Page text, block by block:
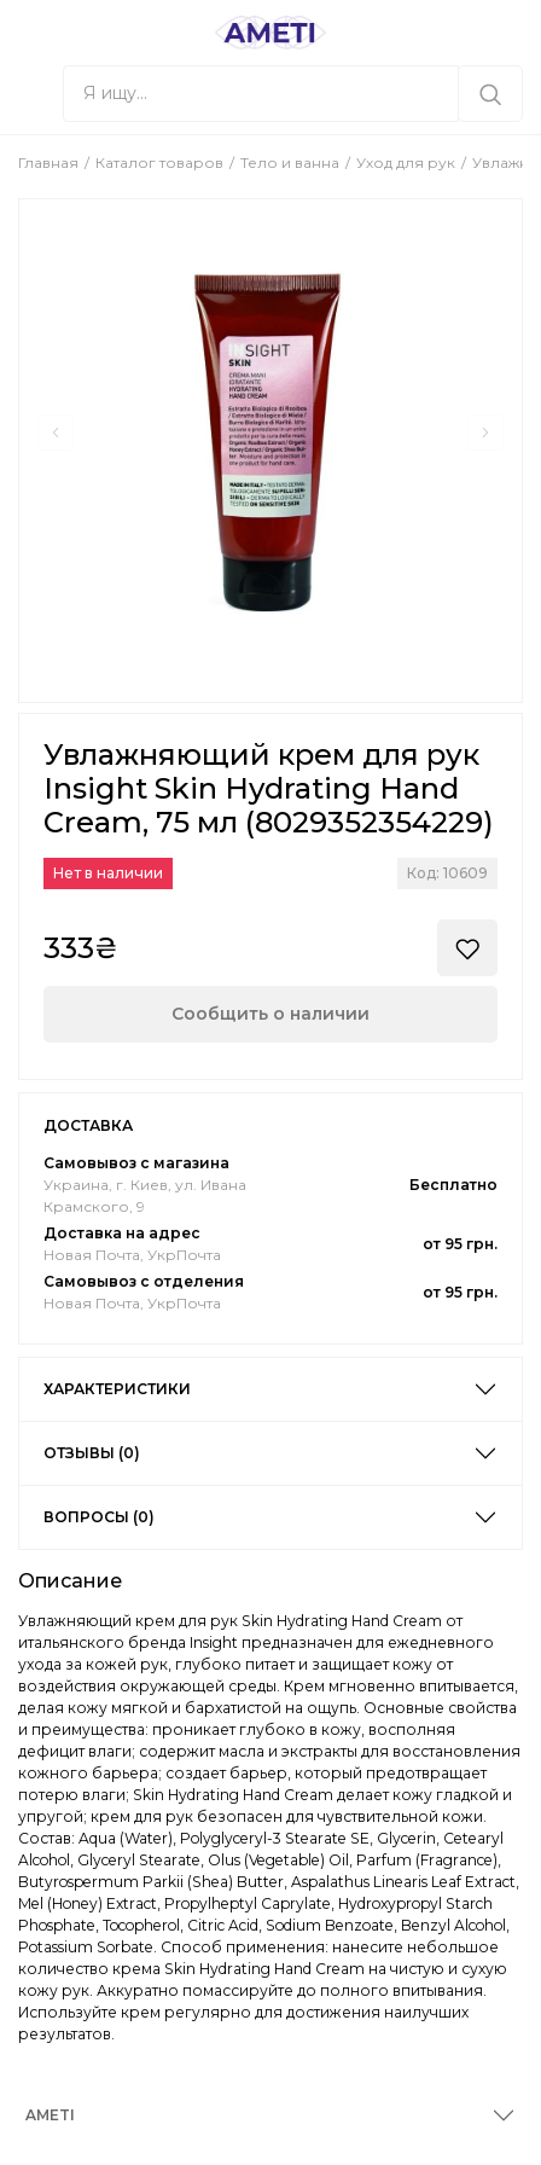
Главная Каталог товаров Тело и ванна Уход для рук
Увлажняющий крем для рук
Insight Skin Hydrating Hand
Cream, 75 мл (8029352354229)
Нет в наличии Код: 10609
333₴
Сообщить о наличии
ДОСТАВКА
Самовывоз с магазина
Украина, г. Киев, ул. Ивана
Крамского, 9
Бесплатно
Доставка на адрес
Новая Почта, УкрПочта
от 95 грн.
Самовывоз с отделения
Новая Почта, УкрПочта
от 95 грн.
ХАРАКТЕРИСТИКИ
ОТЗЫВЫ (0)
ВОПРОСЫ (0)
Описание
Увлажняющий крем для рук Skin Hydrating Hand Cream от
итальянского бренда Insight предназначен для ежедневного
ухода за кожей рук, глубоко питает и защищает кожу от
воздействия окружающей среды. Крем мгновенно впитывается,
делая кожу мягкой и бархатистой на ощупь. Основные свойства
и преимущества: проникает глубоко в кожу, восполняя
дефицит влаги; содержит масла и экстракты для восстановления
кожного барьера; создает барьер, который предотвращает
потерю влаги; Skin Hydrating Hand Cream делает кожу гладкой и
упругой; крем для рук безопасен для чувствительной кожи.
Состав: Aqua (Water), Polyglyceryl-3 Stearate SE, Glycerin, Cetearyl
Alcohol, Glyceryl Stearate, Olus (Vegetable) Oil, Parfum (Fragrance),
Butyrospermum Parkii (Shea) Butter, Aspalathus Linearis Leaf Extract,
Mel (Honey) Extract, Propylheptyl Caprylate, Hydroxypropyl Starch
Phosphate, Tocopherol, Citric Acid, Sodium Benzoate, Benzyl Alcohol,
Potassium Sorbate. Способ применения: нанесите небольшое
количество крема Skin Hydrating Hand Cream на чистую и сухую
кожу рук. Аккуратно помассируйте до полного впитывания.
Используйте крем регулярно для достижения наилучших
результатов.
AMETI